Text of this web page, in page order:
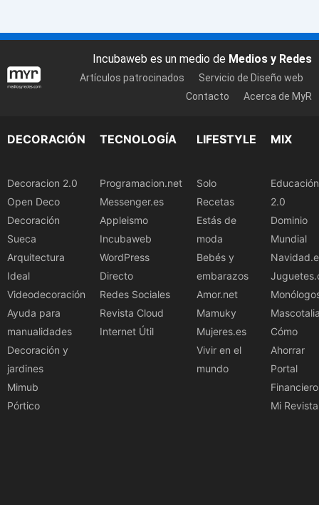
Incubaweb es un medio de Medios y Redes
Artículos patrocinados
Servicio de Diseño web
Contacto
Acerca de MyR
DECORACIÓN
Decoracion 2.0
Open Deco
Decoración
Sueca
Arquitectura
Ideal
Videodecoración
Ayuda para
manualidades
Decoración y
jardines
Mimub
Pórtico
TECNOLOGÍA
Programacion.net
Messenger.es
Appleismo
Incubaweb
WordPress
Directo
Redes Sociales
Revista Cloud
Internet Útil
LIFESTYLE
Solo
Recetas
Estás de
moda
Bebés y
embarazos
Amor.net
Mamuky
Mujeres.es
Vivir en el
mundo
MIX
Educación
2.0
Dominio
Mundial
Cómo
Ahorrar
Portal
Financiero
Mi Revista